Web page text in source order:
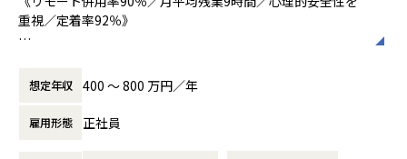
どあれば、柔軟に利用できる環境です。
品質・生産性の最大化確保はエンジニアにとって大切だと考
【業務の変更の範囲】
ド、フロントエンドの開発だけでなく、AW
S、Azureなどを用いたクラウドインフラの開
重視／定着率92％》
案件の進捗管理、メンバーの育成、顧客折衝等の補佐、アプ
リの開発等をメインとして担っていただくポジションです。
主に大手企業の顧客が多く、大企業の事業に携われるやりが
いや、大企業ならではの安定性のもとで業務に取り組むこと
想定年収 400 〜 800 万円／年
雇用形態 正社員